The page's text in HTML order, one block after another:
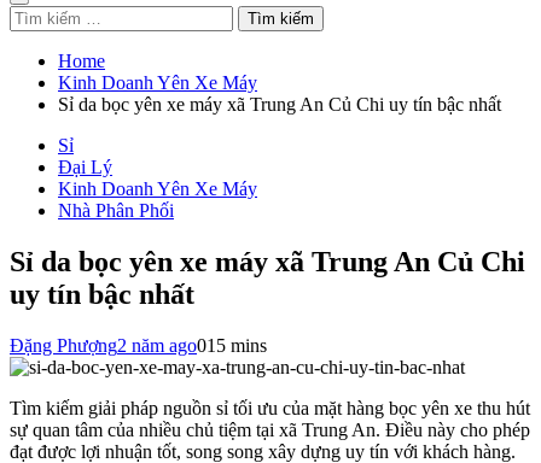
Tìm
kiếm
cho:
Home
Kinh Doanh Yên Xe Máy
Sỉ da bọc yên xe máy xã Trung An Củ Chi uy tín bậc nhất
Sỉ
Đại Lý
Kinh Doanh Yên Xe Máy
Nhà Phân Phối
Sỉ da bọc yên xe máy xã Trung An Củ Chi
uy tín bậc nhất
Đặng Phượng2 năm ago015 mins
Tìm kiếm giải pháp nguồn sỉ tối ưu của mặt hàng bọc yên xe thu hút
sự quan tâm của nhiều chủ tiệm tại xã Trung An. Điều này cho phép
đạt được lợi nhuận tốt, song song xây dựng uy tín với khách hàng.